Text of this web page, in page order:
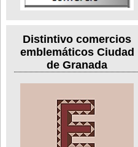
Distintivo comercios
emblemáticos Ciudad
de Granada